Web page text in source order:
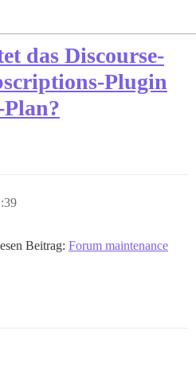
das Discourse-
Plugin
Beitrag: Forum maintenance